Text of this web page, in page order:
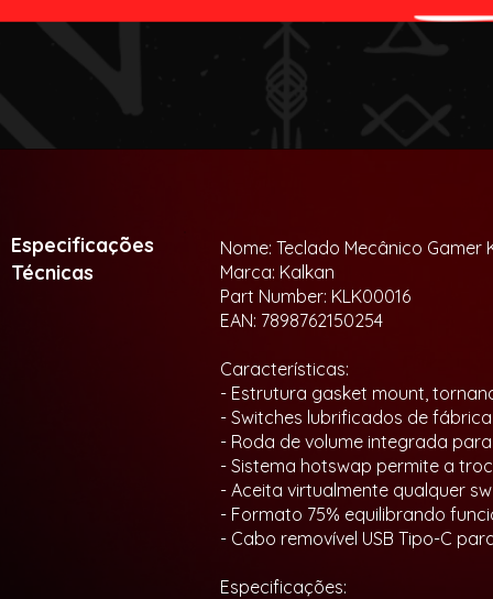
Especificações
Técnicas
Nome: Teclado Mecânico Gamer
Marca: Kalkan
Part Number: KLK00016
EAN: 7898762150254
Características:
- Estrutura gasket mount,
- Switches lubrificados de
- Roda de volume integrada
- Sistema hotswap permite a
- Aceita virtualmente qualquer
- Formato 75% equilibrando
- Cabo removível USB Tipo-C
Especificações: